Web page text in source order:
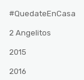
#QuedateEnCasa
2 Angelitos
2015
2016